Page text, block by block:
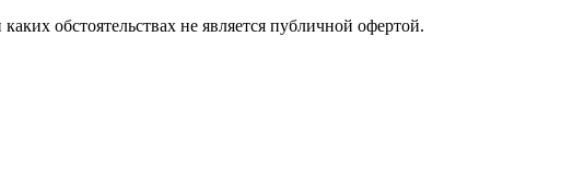
обстоятельствах не является публичной офертой.